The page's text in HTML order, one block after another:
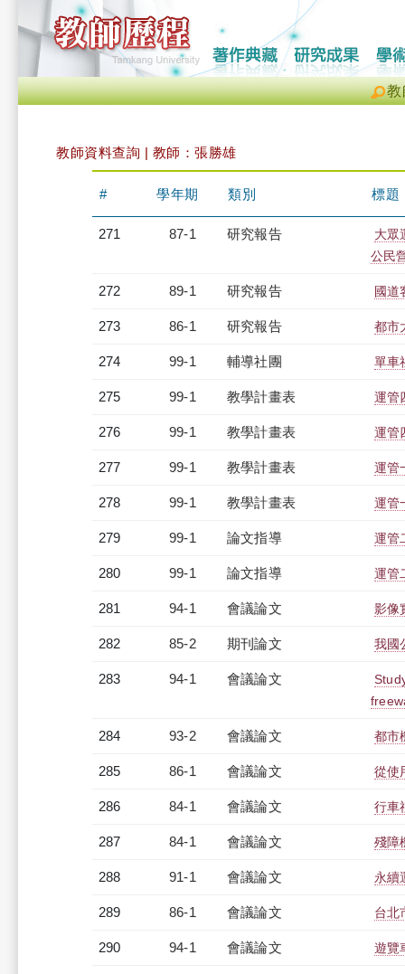
教
教師資料查詢 | 教師：張勝雄
# 學年期 類別 標題
271 87-1 研究報告
大眾
公民
272 89-1 研究報告 國道
273 86-1 研究報告 都市
274 99-1 輔導社團 單車
275 99-1 教學計畫表 運管
276 99-1 教學計畫表 運管
277 99-1 教學計畫表 運管
278 99-1 教學計畫表 運管
279 99-1 論文指導 運管
280 99-1 論文指導 運管
281 94-1 會議論文 影像
282 85-2 期刊論文 我國
283 94-1 會議論文
284 93-2 會議論文 都市
285 86-1 會議論文 從使
286 84-1 會議論文 行車
287 84-1 會議論文 殘障
288 91-1 會議論文 永續
289 86-1 會議論文 台北
290 94-1 會議論文 遊覽